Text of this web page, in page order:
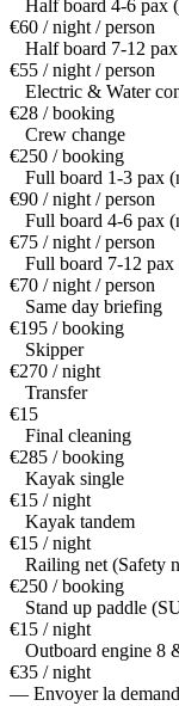
Half board 4-6 pax
€60 / night / person
Half board 7-12
€55 / night / person
Electric & Water
€28 / booking
Crew change
€250 / booking
Full board 1-3 pax
€90 / night / person
Full board 4-6 pax
€75 / night / person
Full board 7-12 pax
€70 / night / person
Same day briefing
€195 / booking
Skipper
€270 / night
Transfer
€15
Final cleaning
€285 / booking
Kayak single
€15 / night
Kayak tandem
€15 / night
Railing net (Safety
€250 / booking
Stand up paddle
€15 / night
Outboard engine 8
€35 / night
— Envoyer la